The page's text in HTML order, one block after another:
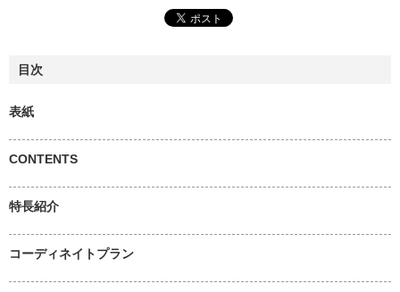
目次
表紙
CONTENTS
特長紹介
コーディネイトプラン